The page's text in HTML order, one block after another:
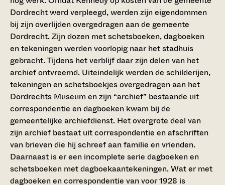
Dordrecht werd verpleegd, werden zijn eigendommen
bij zijn overlijden overgedragen aan de gemeente
Dordrecht. Zijn dozen met schetsboeken, dagboeken
en tekeningen werden voorlopig naar het stadhuis
gebracht. Tijdens het verblijf daar zijn delen van het
archief ontvreemd. Uiteindelijk werden de schilderijen,
tekeningen en schetsboekjes overgedragen aan het
Dordrechts Museum en zijn “archief” bestaande uit
correspondentie en dagboeken kwam bij de
gemeentelijke archiefdienst. Het overgrote deel van
zijn archief bestaat uit correspondentie en afschriften
van brieven die hij schreef aan familie en vrienden.
Daarnaast is er een incomplete serie dagboeken en
schetsboeken met dagboekaantekeningen. Wat er met
dagboeken en correspondentie van voor 1928 is